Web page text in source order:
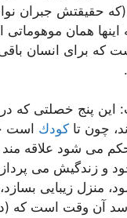
حقيقتش جبران
همان
كه براى انسان
پنج خصلتى كه در
چون تا كودك است
مى شود علاقه
و زندگيش مى
زيبايى
آن وقت است كه